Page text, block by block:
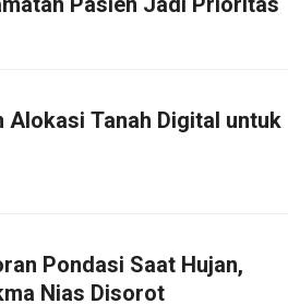
Alokasi Tanah Digital untuk
Pondasi Saat Hujan,
Nias Disorot